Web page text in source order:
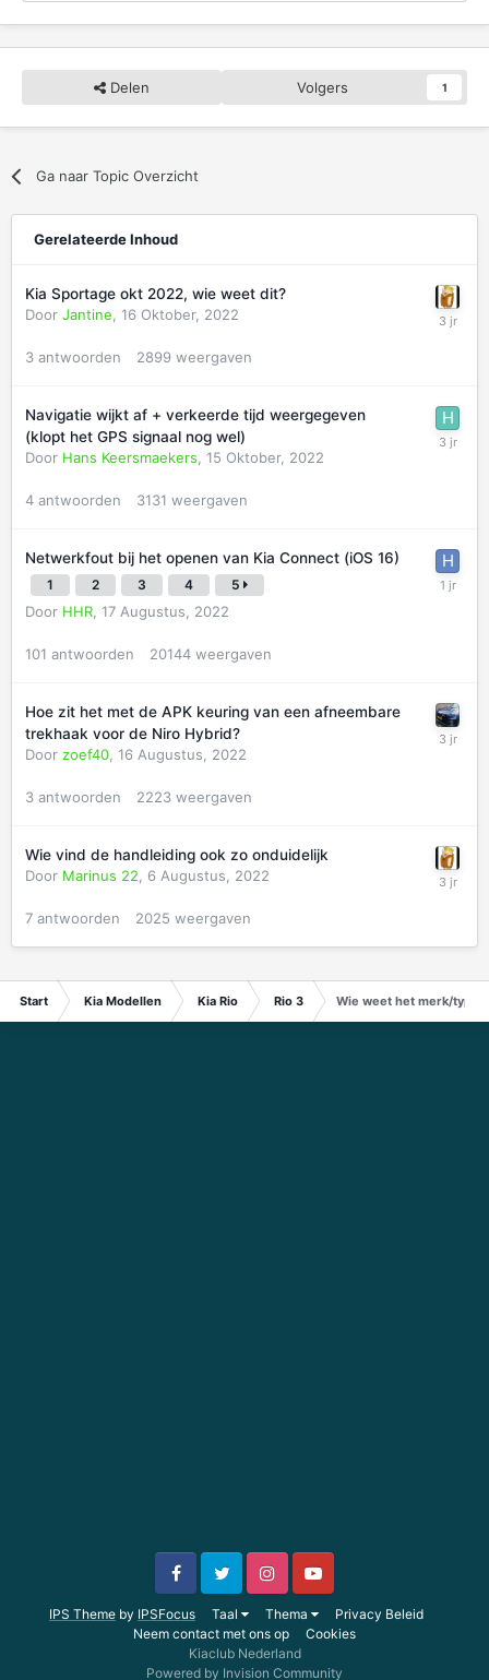
Delen Volgers 1
Ga naar Topic Overzicht
Gerelateerde Inhoud
Kia Sportage okt 2022, wie weet dit?
Door Jantine 16 Oktober, 2022
3 antwoorden 2899 weergaven
Navigatie wijkt af + verkeerde tijd weergegeven
(klopt het GPS signaal nog wel)
Door Hans Keersmaekers 15 Oktober, 2022
4 antwoorden 3131 weergaven
Netwerkfout bij het openen van Kia Connect (iOS 16)
1 2 3 4 5
Door HHR 17 Augustus, 2022
101 antwoorden 20144 weergaven
Hoe zit het met de APK keuring van een afneembare
trekhaak voor de Niro Hybrid?
Door zoef40 16 Augustus, 2022
3 antwoorden 2223 weergaven
Wie vind de handleiding ook zo onduidelijk
Door Marinus 22 6 Augustus, 2022
7 antwoorden 2025 weergaven
Start Kia Modellen Kia Rio Rio 3 Wie weet het merk/type
IPS Theme by IPSFocus Taal Thema
Privacy Beleid
Neem contact met ons op
Cookies
Kiaclub Nederland
Powered by Invision Community